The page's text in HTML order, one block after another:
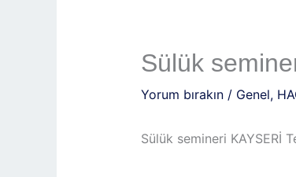
Sülük
Yorum bırakın / Genel,
Sülük semineri KAYSERİ